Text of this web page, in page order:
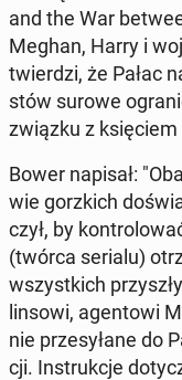
and the War
Meghan, Harry i
twier­dzi, że Pałac
stów surowe
związku z księ­ciem
Bower napisał:
wie gorz­kich
czył, by
(twórca serialu)
wszyst­kich
lin­so­wi, agen­to­wi
nie prze­sy­ła­ne do
cji. In­struk­cje